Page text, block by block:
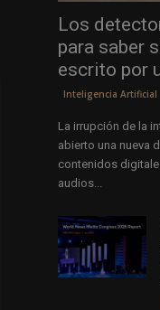
Los
para saber
escrito por
Inteligencia Artificial
La irrupción de la
abierto una nueva
contenidos
audios...